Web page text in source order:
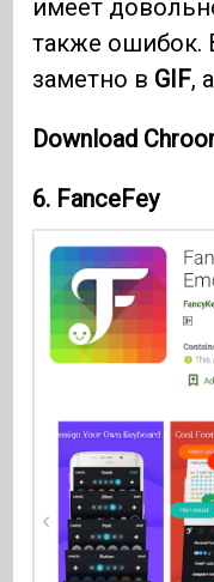
имеет
также ошибок.
заметно в GIF,
Download
6. FanceFey